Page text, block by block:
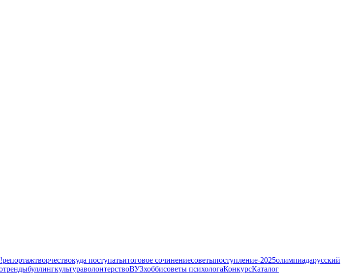
репортажтворчествокуда поступатьитоговое сочинениесоветыпоступление-2025олимпиадарусский
трендыбуллингкультураволонтерствоВУЗхоббисоветы психологаКонкурсКаталог